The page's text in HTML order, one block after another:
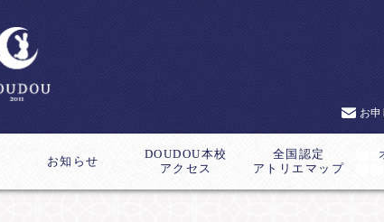
お
お知らせ
DOUDOU本校
アクセス
全国認定
アトリエマップ